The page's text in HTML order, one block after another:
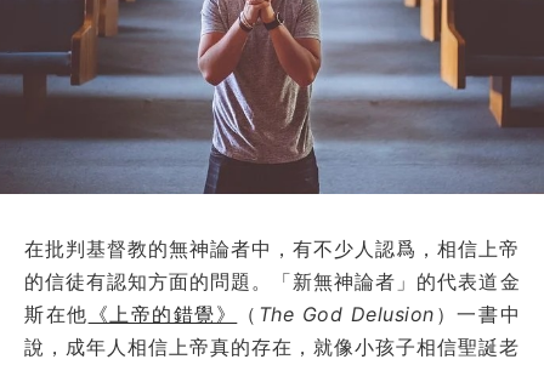
在批判基督教的無神論者中，有不少人認爲，相信上帝
的信徒有認知方面的問題。
「新無神論者」 的代表道金
斯在他 《上帝的錯覺》 （ The God Delusion ）一書中
說，成年人相信上帝真的存在，就像小孩子相信聖誕老